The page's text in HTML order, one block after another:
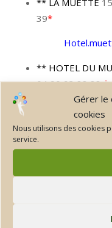
Gérer le
cookies
Nous utilisons des cookies
service.
** LA MUETTE
39*
** HOTEL DU
04 90 93 88 88*
** LE RELAIS DE
52 05 76